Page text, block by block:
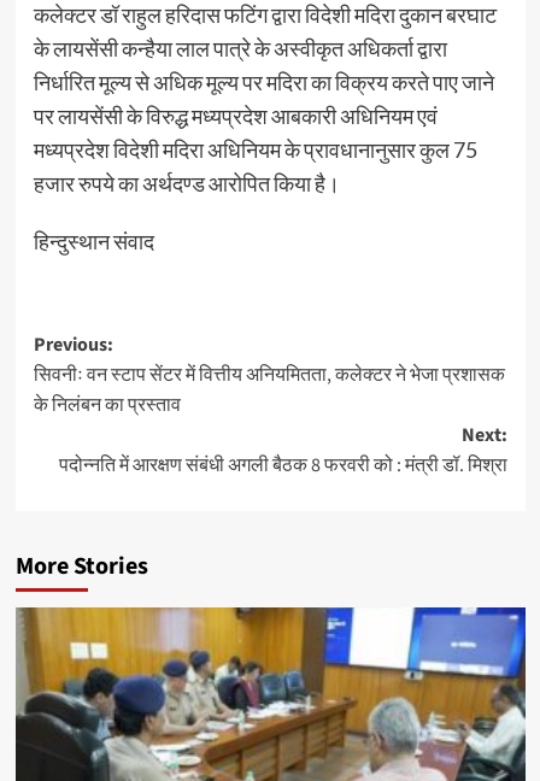
कलेक्टर डॉ राहुल हरिदास फटिंग द्वारा विदेशी मदिरा दुकान बरघाट
के लायसेंसी कन्हैया लाल पात्रे के अस्वीकृत अधिकर्ता द्वारा
निर्धारित मूल्य से अधिक मूल्य पर मदिरा का विक्रय करते पाए जाने
पर लायसेंसी के विरुद्ध मध्यप्रदेश आबकारी अधिनियम एवं
मध्यप्रदेश विदेशी मदिरा अधिनियम के प्रावधानानुसार कुल 75
हजार रुपये का अर्थदण्ड आरोपित किया है।
हिन्दुस्थान संवाद
Post
navigation
Previous:
सिवनीः वन स्टाप सेंटर में वित्तीय अनियमितता, कलेक्टर ने भेजा प्रशासक
के निलंबन का प्रस्ताव
Next:
पदोन्नति में आरक्षण संबंधी अगली बैठक 8 फरवरी को : मंत्री डॉ. मिश्रा
More Stories